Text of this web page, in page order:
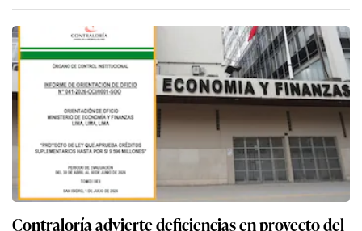
Contraloría advierte deficiencias en proyecto del